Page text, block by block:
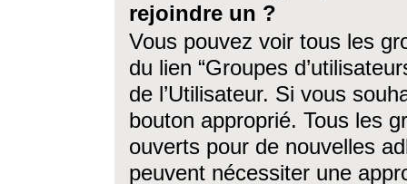
rejoindre un ?
Vous pouvez voir tous les
du lien “Groupes
de l’Utilisateur. Si vous
bouton approprié. Tous les
ouverts pour de nouvelles
peuvent nécessiter une